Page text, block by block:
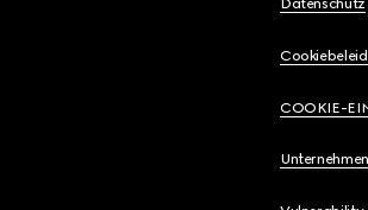
Datenschutz
Cookiebeleid
COOKIE-